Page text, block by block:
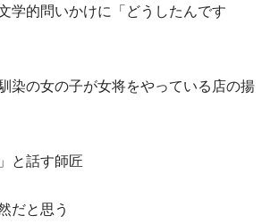
学的問いかけに「どうしたんです
染の女の子が女将をやっている店の揚
と話す師匠
だと思う